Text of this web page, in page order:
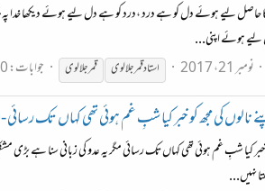
لیے ہوئے دل کو ہے درد ،درد کو ہے دل لیے ہوئے دیکھا خدا پہ
لیے ہوئے اپنی...
نومبر 21، 2017 استادقمرجلالوی قمرجلالوی جوابات: 0
نالوں کی مجھ کو خبر کیا شبِ غم ہوئی تھی کہاں تک رسائی -
خبر کیا شبِ غم ہوئی تھی کہاں تک رسائی مگر یہ عدو کی زبانی سنا
نہیں...